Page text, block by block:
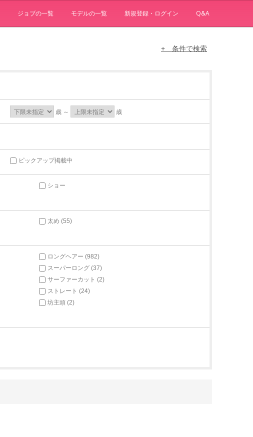
ジョブの一覧 モデルの一覧 新規登録・ログイン Q&A
+ 条件で検索
歳 ～ 歳
ピックアップ掲載中
ショー
太め (55)
ロングヘアー (982)
スーパーロング (37)
サーファーカット (2)
ストレート (24)
坊主頭 (2)